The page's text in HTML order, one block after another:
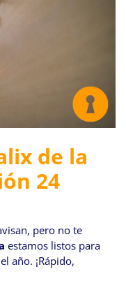
de la
24
pero no te
estamos listos para
año. ¡Rápido,